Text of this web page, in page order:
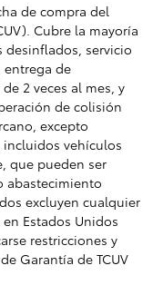
de compra del
Cubre la mayoría
servicio
entrega de
2 veces al mes, y
de colisión
excepto
vehículos
que pueden ser
abastecimiento
excluyen cualquier
Estados Unidos
restricciones y
Garantía de TCUV